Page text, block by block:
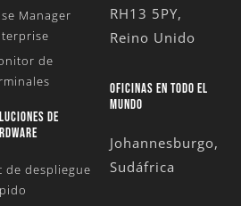
Manager
de
DE
de despliegue
RH13 5PY,
Reino Unido
OFICINAS EN TODO EL
MUNDO
Johannesburgo,
Sudáfrica